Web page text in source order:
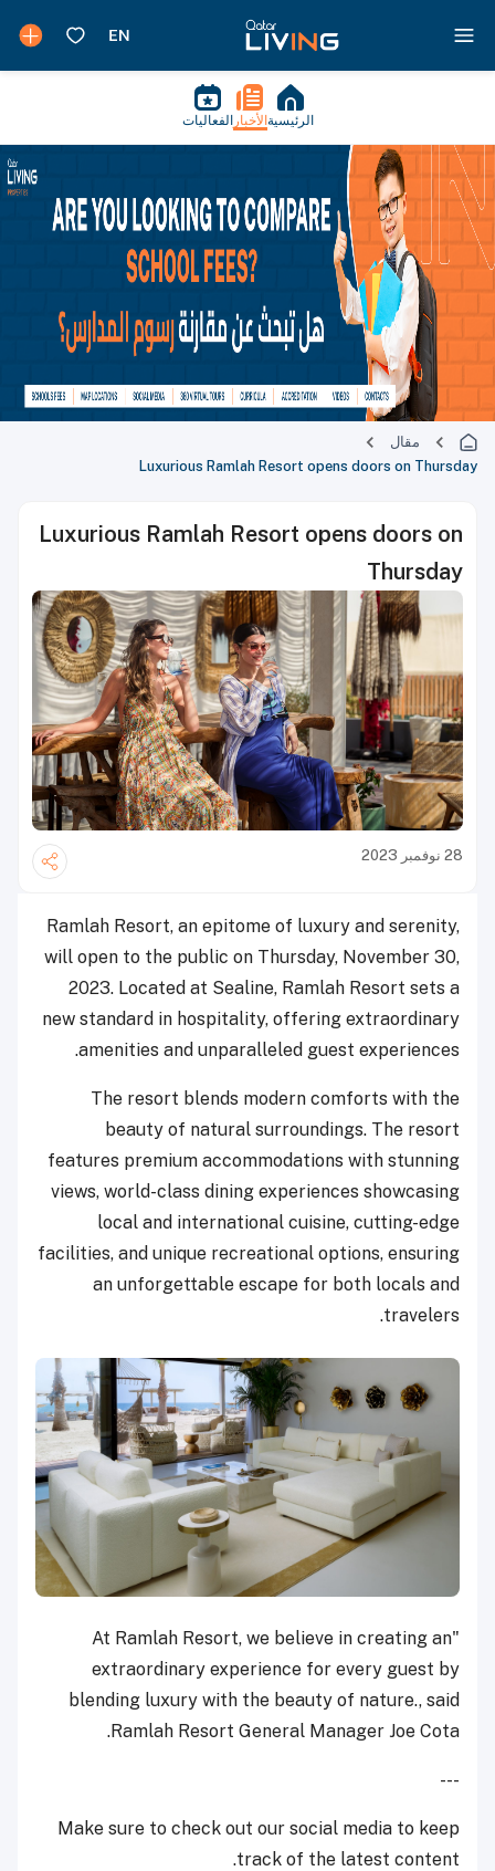
الرئيسية الأخبار الفعاليات
مقال
Luxurious Ramlah Resort opens doors on Thursday
Luxurious Ramlah Resort opens doors on
Thursday
28 نوفمبر 2023
Ramlah Resort, an epitome of luxury and serenity,
will open to the public on Thursday, November 30,
2023. Located at Sealine, Ramlah Resort sets a
new standard in hospitality, offering extraordinary
amenities and unparalleled guest experiences.
The resort blends modern comforts with the
beauty of natural surroundings. The resort
features premium accommodations with stunning
views, world-class dining experiences showcasing
local and international cuisine, cutting-edge
facilities, and unique recreational options, ensuring
an unforgettable escape for both locals and
travelers.
"At Ramlah Resort, we believe in creating an
extraordinary experience for every guest by
blending luxury with the beauty of nature., said
Ramlah Resort General Manager Joe Cota.
---
Make sure to check out our social media to keep
track of the latest content.